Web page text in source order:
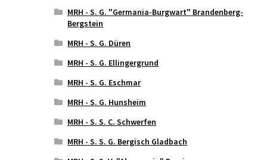
MRH - S. G. "Germania-Burgwart" Brandenberg-
Bergstein
MRH - S. G. Düren
MRH - S. G. Ellingergrund
MRH - S. G. Eschmar
MRH - S. G. Hunsheim
MRH - S. S. C. Schwerfen
MRH - S. S. G. Bergisch Gladbach